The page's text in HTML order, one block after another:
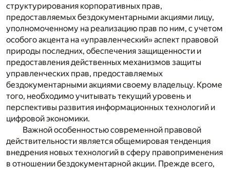
структурирования корпоративных прав,
предоставляемых бездокументарными акциями лицу,
уполномоченному на реализацию прав по ним, с учетом
особого акцента на «управленческий» аспект правовой
природы последних, обеспечения защищенности и
предоставления действенных механизмов защиты
управленческих прав, предоставляемых
бездокументарными акциями своему владельцу. Кроме
того, необходимо учитывать текущий уровень и
перспективы развития информационных технологий и
цифровой экономики.
Важной особенностью современной правовой
действительности является общемировая тенденция
внедрения новых технологий в сферу правоприменения
в отношении бездокументарной акции. Прежде всего,